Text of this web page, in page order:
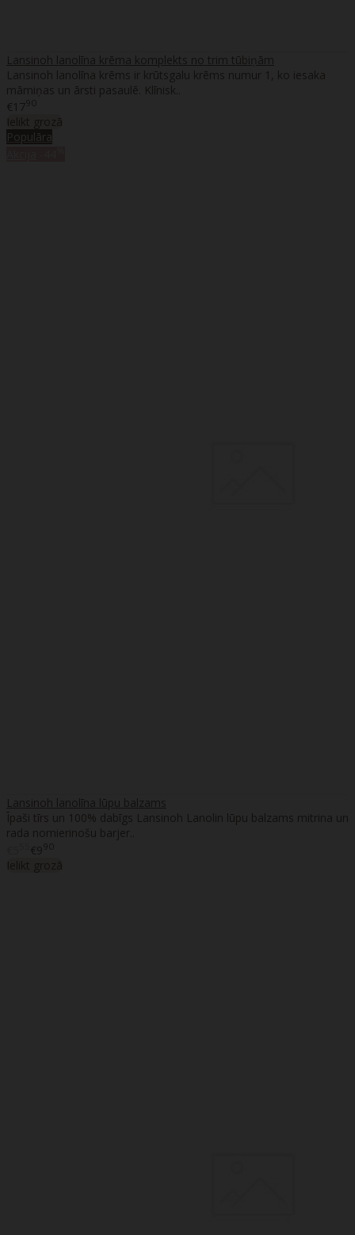
Lansinoh lanolīna krēma komplekts no trim tūbiņām
Lansinoh lanolīna krēms ir krūtsgalu krēms numur 1, ko iesaka
māmiņas un ārsti pasaulē. Klīnisk..
€1790
Ielikt grozā
Populāra
Lansinoh lanolīna lūpu balzams
Īpaši tīrs un 100% dabīgs Lansinoh Lanolin lūpu balzams mitrina un
rada nomierinošu barjer..
€990
Ielikt grozā